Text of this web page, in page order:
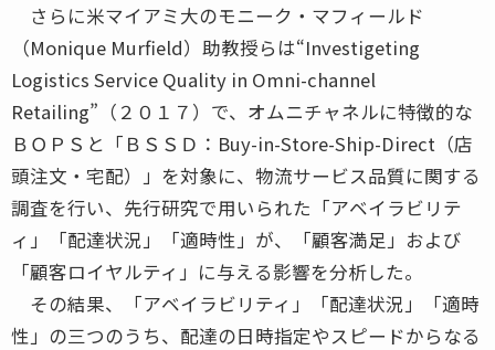
さらに米マイアミ大のモニーク・マフィールド
（Monique Murfield）助教授らは“Investigeting
Logistics Service Quality in Omni-channel
Retailing”（２０１７）で、オムニチャネルに特徴的な
ＢＯＰＳと「ＢＳＳＤ：Buy-in-Store-Ship-Direct（店
頭注文・宅配）」を対象に、物流サービス品質に関する
調査を行い、先行研究で用いられた「アベイラビリテ
ィ」「配達状況」「適時性」が、「顧客満足」および
「顧客ロイヤルティ」に与える影響を分析した。
その結果、「アベイラビリティ」「配達状況」「適時
性」の三つのうち、配達の日時指定やスピードからなる